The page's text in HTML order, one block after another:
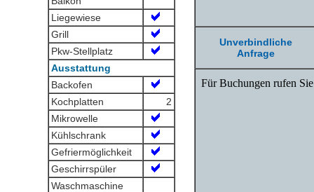
Liegewiese
Grill
Pkw-Stellplatz
Ausstattung
Backofen
Kochplatten
2
Mikrowelle
Kühlschrank
Gefriermöglichkeit
Geschirrspüler
Waschmaschine
Unverbindliche
Anfrage